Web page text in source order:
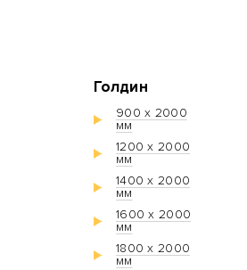
Голдин
900 х 2000
мм
1200 х 2000
мм
1400 х 2000
мм
1600 х 2000
мм
1800 х 2000
мм